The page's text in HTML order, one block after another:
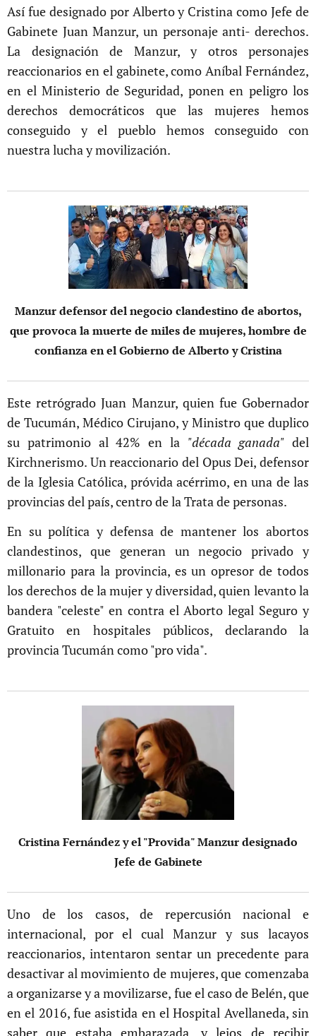
Así fue designado por Alberto y Cristina como Jefe de
Gabinete Juan Manzur, un personaje anti- derechos.
La designación de Manzur, y otros personajes
reaccionarios en el gabinete, como Aníbal Fernández,
en el Ministerio de Seguridad, ponen en peligro los
derechos democráticos que las mujeres hemos
conseguido y el pueblo hemos conseguido con
nuestra lucha y movilización.
Manzur defensor del negocio clandestino de abortos,
que provoca la muerte de miles de mujeres, hombre de
confianza en el Gobierno de Alberto y Cristina
Este retrógrado Juan Manzur, quien fue Gobernador
de Tucumán, Médico Cirujano, y Ministro que duplico
su patrimonio al 42% en la "década ganada" del
Kirchnerismo. Un reaccionario del Opus Dei, defensor
de la Iglesia Católica, próvida acérrimo, en una de las
provincias del país, centro de la Trata de personas.
En su política y defensa de mantener los abortos
clandestinos, que generan un negocio privado y
millonario para la provincia, es un opresor de todos
los derechos de la mujer y diversidad, quien levanto la
bandera "celeste" en contra el Aborto legal Seguro y
Gratuito en hospitales públicos, declarando la
provincia Tucumán como "pro vida".
Cristina Fernández y el "Provida" Manzur designado
Jefe de Gabinete
Uno de los casos, de repercusión nacional e
internacional, por el cual Manzur y sus lacayos
reaccionarios, intentaron sentar un precedente para
desactivar al movimiento de mujeres, que comenzaba
a organizarse y a movilizarse, fue el caso de Belén, que
en el 2016, fue asistida en el Hospital Avellaneda, sin
saber que estaba embarazada, y lejos de recibir